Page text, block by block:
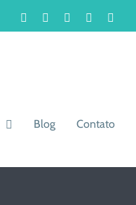
FacebookInstagramLinkedIn
Blog Contato